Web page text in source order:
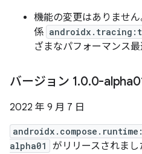
機能の変更はありませ
係
ざまなパフォーマンス最
バージョン 1.0.0-
2022 年 9 月 7 日
alpha01
がリリースされまし